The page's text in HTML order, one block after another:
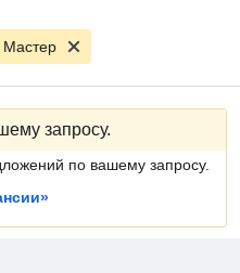
запросу.
по вашему запросу.